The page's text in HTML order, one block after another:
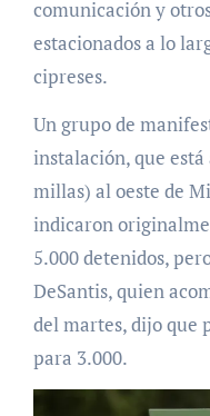
comunicación y
estacionados a lo
cipreses.
Un grupo de
instalación, que
millas) al oeste de
indicaron
5.000 detenidos,
DeSantis, quien
del martes, dijo que
para 3.000.